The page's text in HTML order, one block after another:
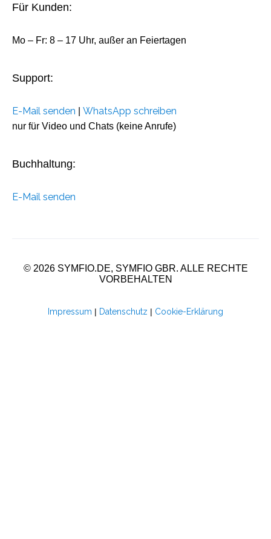
Für Kunden:
Mo – Fr: 8 – 17 Uhr, außer an Feiertagen
Support:
E-Mail senden WhatsApp schreiben
nur für Video und Chats (keine Anrufe)
Buchhaltung:
E-Mail senden
© 2026 SYMFIO.DE, SYMFIO GBR. ALLE RECHTE
VORBEHALTEN
Impressum | Datenschutz | Cookie-Erklärung